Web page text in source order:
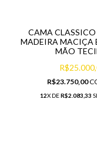
CAMA CLASSICO
MADEIRA MACIÇA
MÃO
R$23.750,00
12X DER$2.083,33